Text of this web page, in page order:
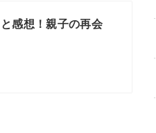
感想！親子の再会